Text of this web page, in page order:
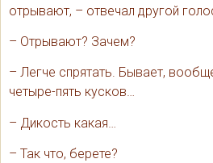
отрывают, – отвечал другой
– Отрывают? Зачем?
– Легче спрятать. Бывает,
четыре-пять кусков…
– Дикость какая…
– Так что, берете?